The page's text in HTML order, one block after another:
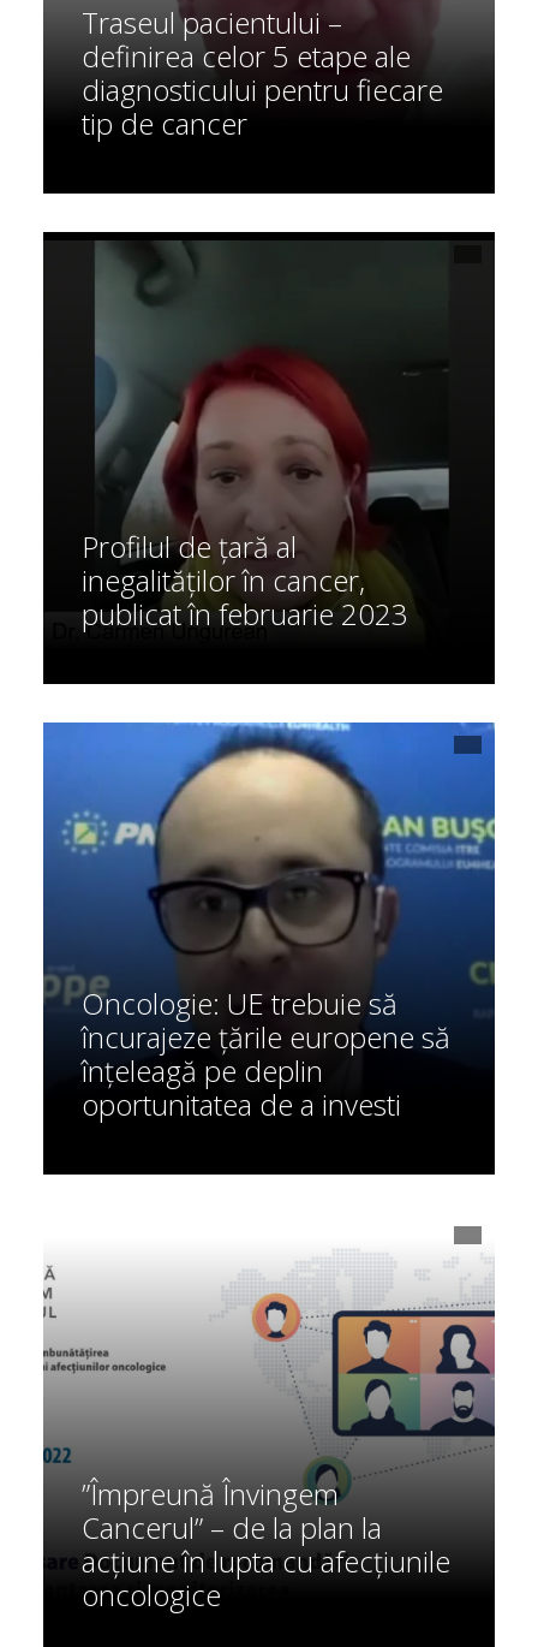
Traseul pacientului –
definirea celor 5 etape ale
diagnosticului pentru fiecare
tip de cancer
Profilul de țară al
inegalităților în cancer,
publicat în februarie 2023
Oncologie: UE trebuie să
încurajeze țările europene să
înțeleagă pe deplin
oportunitatea de a investi
”Împreună Învingem
Cancerul” – de la plan la
acțiune în lupta cu afecțiunile
oncologice